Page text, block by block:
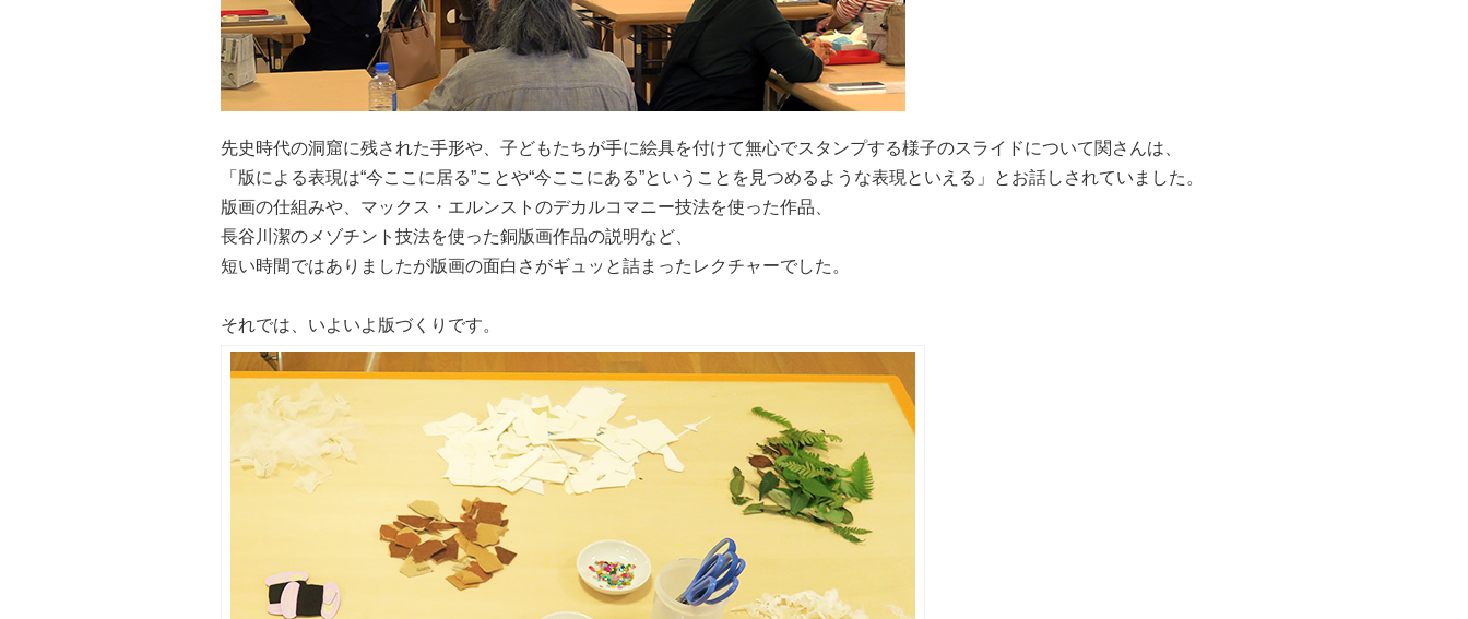
先史時代の洞窟に残された手形や、子どもたちが手に絵具を付けて無心でスタンプする様子のスライドについて関さんは、
「版による表現は“今ここに居る”ことや“今ここにある”ということを見つめるような表現といえる」とお話しされていました。
版画の仕組みや、マックス・エルンストのデカルコマニー技法を使った作品、
長谷川潔のメゾチント技法を使った銅版画作品の説明など、
短い時間ではありましたが版画の面白さがギュッと詰まったレクチャーでした。
それでは、いよいよ版づくりです。